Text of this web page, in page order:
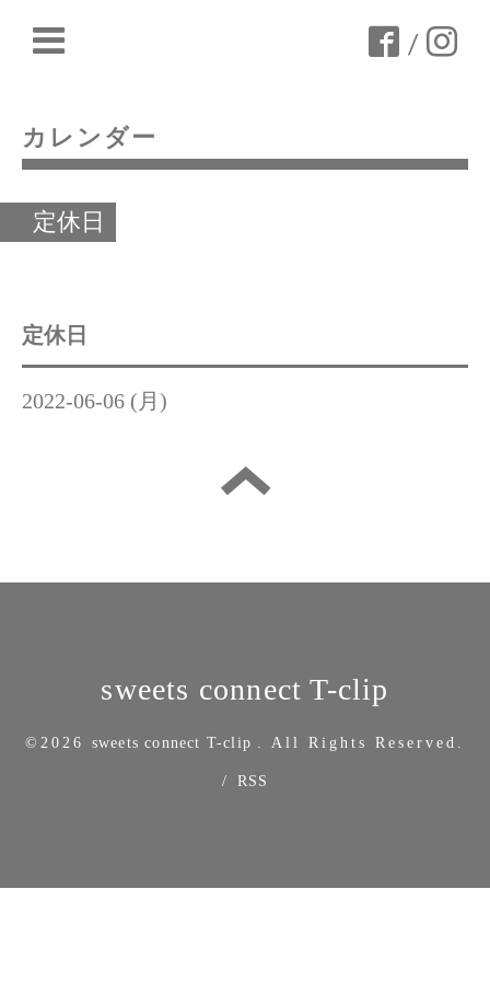
/
カレンダー
定休日
定休日
2022-06-06 (月)
sweets connect T-clip
©2026 sweets connect T-clip . All Rights Reserved.
/ RSS